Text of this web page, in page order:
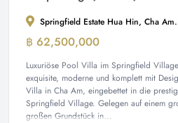
Springfield Estate Hua Hin, Cha
฿ 62,500,000
Luxuriöse Pool Villa im Springfield
exquisite, moderne und komplett mit
Villa in Cha Am, eingebettet in die
Springfield Village. Gelegen auf einem
großen Grundstück in...